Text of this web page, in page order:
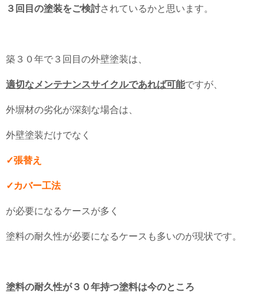
３回目の塗装をご検討されているかと思います。
築３０年で３回目の外壁塗装は、
適切なメンテナンスサイクルであれば可能ですが、
外塀材の劣化が深刻な場合は、
外壁塗装だけでなく
✓張替え
✓カバー工法
が必要になるケースが多く
塗料の耐久性が必要になるケースも多いのが現状です。
塗料の耐久性が３０年持つ塗料は今のところ